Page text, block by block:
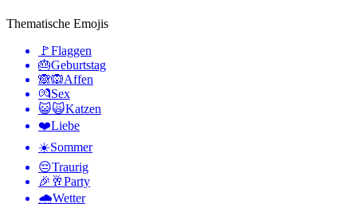
Thematische Emojis
🚩Flaggen
🎂Geburtstag
🙈🙉Affen
💏Sex
😺🙀Katzen
❤️Liebe
☀️Sommer
😔Traurig
🎉🥂Party
🌧Wetter